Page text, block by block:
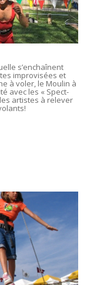
s’enchaînent
improvisées et
à voler, le Moulin à
avec les « Spect-
artistes à relever